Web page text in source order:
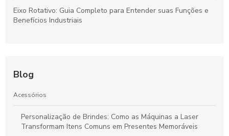
Eixo Rotativo: Guia Completo para Entender suas Funções e
Benefícios Industriais
Blog
Acessórios
Personalização de Brindes: Como as Máquinas a Laser
Transformam Itens Comuns em Presentes Memoráveis